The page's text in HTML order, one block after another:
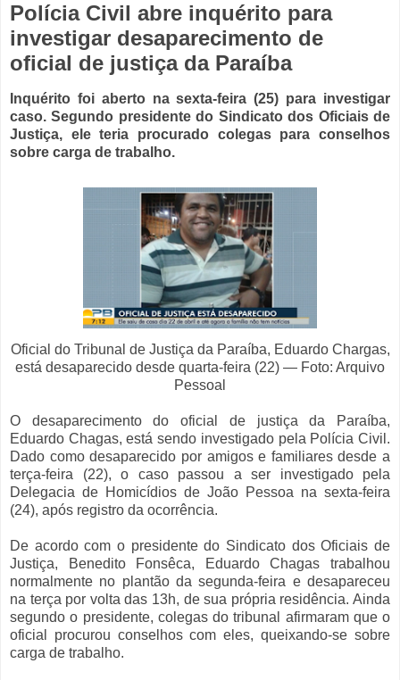
Polícia Civil abre inquérito para
investigar desaparecimento de
oficial de justiça da Paraíba
Inquérito foi aberto na sexta-feira (25) para investigar
caso. Segundo presidente do Sindicato dos Oficiais de
Justiça, ele teria procurado colegas para conselhos
sobre carga de trabalho.
Oficial do Tribunal de Justiça da Paraíba, Eduardo Chargas,
está desaparecido desde quarta-feira (22) — Foto: Arquivo
Pessoal
O desaparecimento do oficial de justiça da Paraíba,
Eduardo Chagas, está sendo investigado pela Polícia Civil.
Dado como desaparecido por amigos e familiares desde a
terça-feira (22), o caso passou a ser investigado pela
Delegacia de Homicídios de João Pessoa na sexta-feira
(24), após registro da ocorrência.
De acordo com o presidente do Sindicato dos Oficiais de
Justiça, Benedito Fonsêca, Eduardo Chagas trabalhou
normalmente no plantão da segunda-feira e desapareceu
na terça por volta das 13h, de sua própria residência. Ainda
segundo o presidente, colegas do tribunal afirmaram que o
oficial procurou conselhos com eles, queixando-se sobre
carga de trabalho.